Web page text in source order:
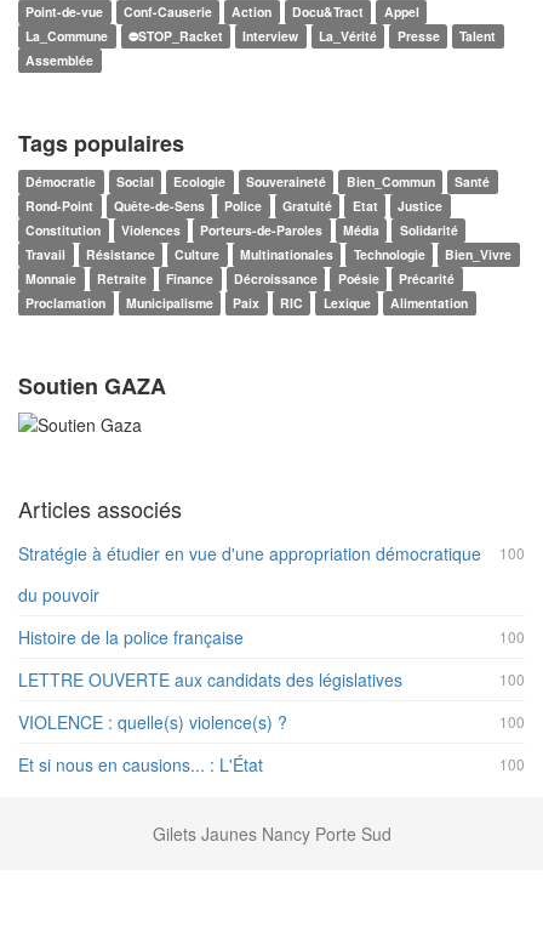
Point-de-vue Conf-Causerie Action Docu&Tract
Appel
La_Commune
⛔STOP_Racket Interview La_Vérité Presse
Talent
Assemblée
Tags populaires
Démocratie Social Ecologie Souveraineté Bien_Commun
Santé
Rond-Point
Quête-de-Sens Police Gratuité Etat
Justice
Constitution
Violences Porteurs-de-Paroles Média
Solidarité
Travail
Résistance Culture Multinationales Technologie
Bien_Vivre
Monnaie
Retraite Finance Décroissance Poésie
Précarité
Proclamation
Municipalisme Paix RIC Lexique Alimentation
Soutien GAZA
Articles associés
100
Stratégie à étudier en vue d'une appropriation démocratique
du pouvoir
100
Histoire de la police française
100
LETTRE OUVERTE aux candidats des législatives
100
VIOLENCE : quelle(s) violence(s) ?
100
Et si nous en causions... : L'État
Gilets Jaunes Nancy Porte Sud